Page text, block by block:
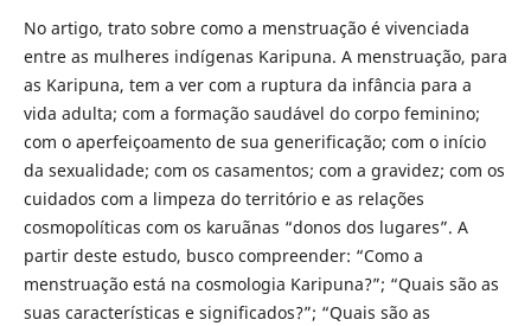
No artigo, trato sobre como a menstruação é vivenciada
entre as mulheres indígenas Karipuna. A menstruação, para
as Karipuna, tem a ver com a ruptura da infância para a
vida adulta; com a formação saudável do corpo feminino;
com o aperfeiçoamento de sua generificação; com o início
da sexualidade; com os casamentos; com a gravidez; com os
cuidados com a limpeza do território e as relações
cosmopolíticas com os karuãnas “donos dos lugares”. A
partir deste estudo, busco compreender: “Como a
menstruação está na cosmologia Karipuna?”; “Quais são as
suas características e significados?”; “Quais são as